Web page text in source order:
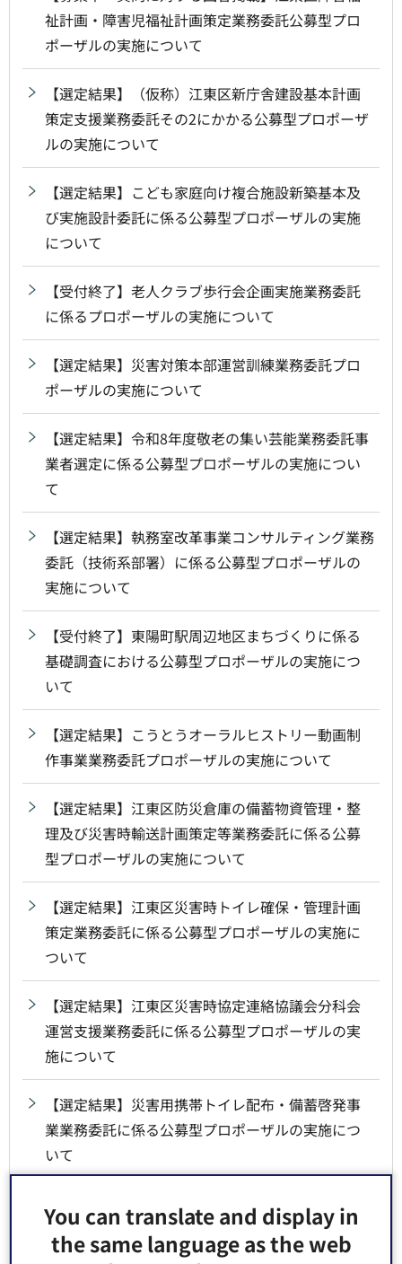
You can translate and display in
the same language as the web
祉計画・障害児福祉計画策定業務委託公募型プロ
ポーザルの実施について
【選定結果】（仮称）江東区新庁舎建設基本計画
策定支援業務委託その2にかかる公募型プロポーザ
ルの実施について
【選定結果】こども家庭向け複合施設新築基本及
び実施設計委託に係る公募型プロポーザルの実施
について
【受付終了】老人クラブ歩行会企画実施業務委託
に係るプロポーザルの実施について
【選定結果】災害対策本部運営訓練業務委託プロ
ポーザルの実施について
【選定結果】令和8年度敬老の集い芸能業務委託事
業者選定に係る公募型プロポーザルの実施につい
て
【選定結果】執務室改革事業コンサルティング業務
委託（技術系部署）に係る公募型プロポーザルの
実施について
【受付終了】東陽町駅周辺地区まちづくりに係る
基礎調査における公募型プロポーザルの実施につ
いて
【選定結果】こうとうオーラルヒストリー動画制
作事業業務委託プロポーザルの実施について
【選定結果】江東区防災倉庫の備蓄物資管理・整
理及び災害時輸送計画策定等業務委託に係る公募
型プロポーザルの実施について
【選定結果】江東区災害時トイレ確保・管理計画
策定業務委託に係る公募型プロポーザルの実施に
ついて
【選定結果】江東区災害時協定連絡協議会分科会
運営支援業務委託に係る公募型プロポーザルの実
施について
【選定結果】災害用携帯トイレ配布・備蓄啓発事
業業務委託に係る公募型プロポーザルの実施につ
いて
【選定結果】周遊型謎解きイベント企画運営業務
委託に係る公募型プロポーザルの実施について